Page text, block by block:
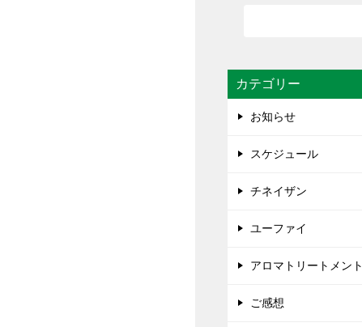
カテゴリー
お知らせ
スケジュール
チネイザン
ユーファイ
アロマトリートメント
ご感想